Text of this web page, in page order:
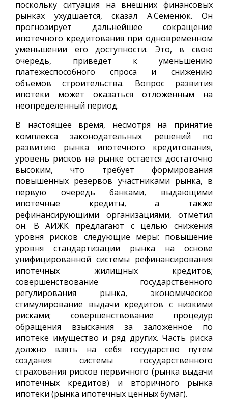
поскольку ситуация на внешних финансовых
рынках ухудшается, сказал А.Семенюк. Он
прогнозирует дальнейшее сокращение
ипотечного кредитования при одновременном
уменьшении его доступности. Это, в свою
очередь, приведет к уменьшению
платежеспособного спроса и снижению
объемов строительства. Вопрос развития
ипотеки может оказаться отложенным на
неопределенный период.
В настоящее время, несмотря на принятие
комплекса законодательных решений по
развитию рынка ипотечного кредитования,
уровень рисков на рынке остается достаточно
высоким, что требует формирования
повышенных резервов участниками рынка, в
первую очередь банками, выдающими
ипотечные кредиты, а также
рефинансирующими организациями, отметил
он. В АИЖК предлагают с целью снижения
уровня рисков следующие меры: повышение
уровня стандартизации рынка на основе
унифицированной системы рефинансирования
ипотечных жилищных кредитов;
совершенствование государственного
регулирования рынка, экономическое
стимулирование выдачи кредитов с низкими
рисками; совершенствование процедур
обращения взыскания за заложенное по
ипотеке имущество и ряд других. Часть риска
должно взять на себя государство путем
создания системы государственного
страхования рисков первичного (рынка выдачи
ипотечных кредитов) и вторичного рынка
ипотеки (рынка ипотечных ценных бумаг).